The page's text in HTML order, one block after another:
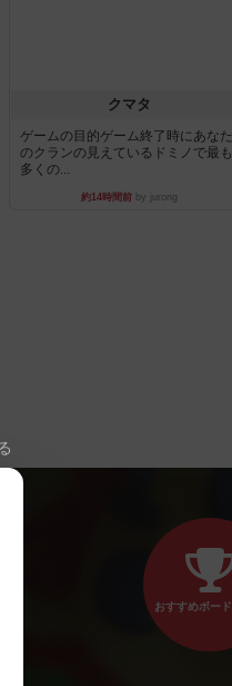
クマタ
ゲームの目的ゲーム終了時にあなた
のクランの見えているドミノで最も
多くの...
約14時間前by jurong
おすすめボー